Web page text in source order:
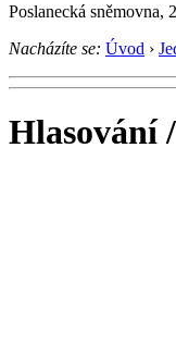
Poslanecká sněmovna,
Nacházíte se: Úvod ›
Hlasování